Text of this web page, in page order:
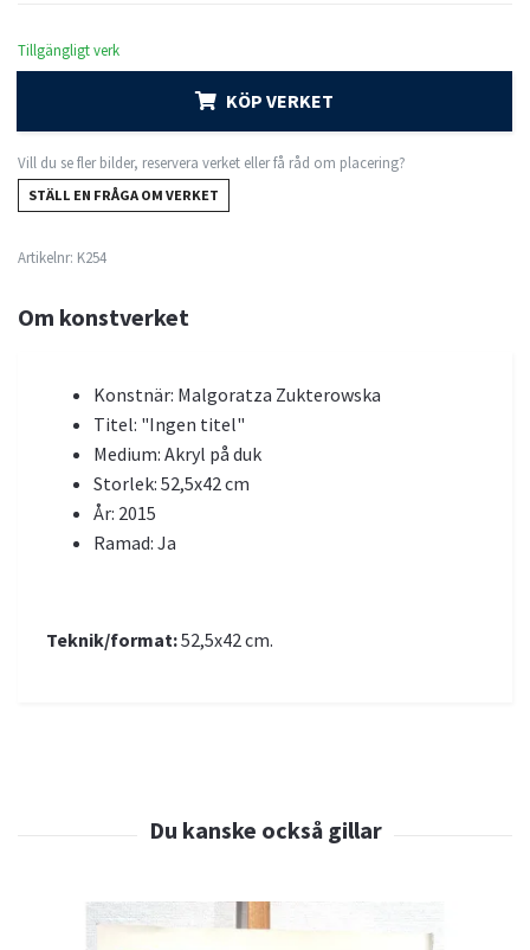
Tillgängligt verk
KÖP VERKET
Vill du se fler bilder, reservera verket eller få råd om placering?
STÄLL EN FRÅGA OM VERKET
Artikelnr: K254
Om konstverket
Konstnär: Malgoratza Zukterowska
Titel: "Ingen titel"
Medium: Akryl på duk
Storlek: 52,5x42 cm
År: 2015
Ramad: Ja
Teknik/format:52,5x42 cm.